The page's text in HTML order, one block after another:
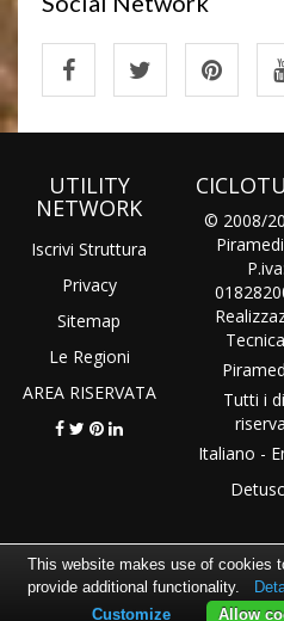
UTILITY
NETWORK
Iscrivi Struttura
Privacy
Sitemap
Le Regioni
AREA RISERVATA
© 2008/
P.iva:
Tutti i
Italiano -
This website makes use of cookies
provide additional functionality.
Allow
Customize